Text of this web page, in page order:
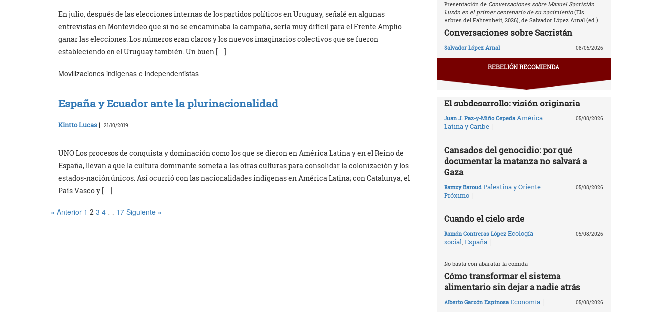
En julio, después de las elecciones internas de los partidos políticos en Uruguay, señalé en algunas
entrevistas en Montevideo que si no se encaminaba la campaña, sería muy difícil para el Frente Amplio
ganar las elecciones. Los números eran claros y los nuevos imaginarios colectivos que se fueron
estableciendo en el Uruguay también. Un buen […]
Movilizaciones indígenas e independentistas
España y Ecuador ante la plurinacionalidad
Kintto Lucas | 21/10/2019
UNO Los procesos de conquista y dominación como los que se dieron en América Latina y en el Reino de
España, llevan a que la cultura dominante someta a las otras culturas para consolidar la colonización y los
estados-nación únicos. Así ocurrió con las nacionalidades indígenas en América Latina; con Catalunya, el
País Vasco y […]
« Anterior 1 2 3 4 17 Siguiente »
Presentación de Conversaciones sobre Manuel Sacristán
Luzón en el primer centenario de su nacimiento(Els
Arbres del Fahrenheit, 2026), de Salvador López Arnal (ed.)
Conversaciones sobre Sacristán
Salvador López Arnal 08/05/2026
REBELIÓN RECOMIENDA
El subdesarrollo: visión originaria
Juan J. Paz-y-Miño Cepeda América
Latina y Caribe |
05/08/2026
Cansados del genocidio: por qué
documentar la matanza no salvará a
Gaza
Ramzy Baroud Palestina y Oriente
Próximo |
05/08/2026
Cuando el cielo arde
Ramón Contreras López Ecología
social España |
05/08/2026
No basta con abaratar la comida
Cómo transformar el sistema
alimentario sin dejar a nadie atrás
Alberto Garzón Espinosa Economía | 05/08/2026